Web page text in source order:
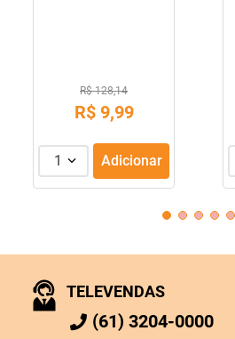
R$ 128,14
R$ 9,99
1 Adicionar
TELEVENDAS
(61) 3204-0000